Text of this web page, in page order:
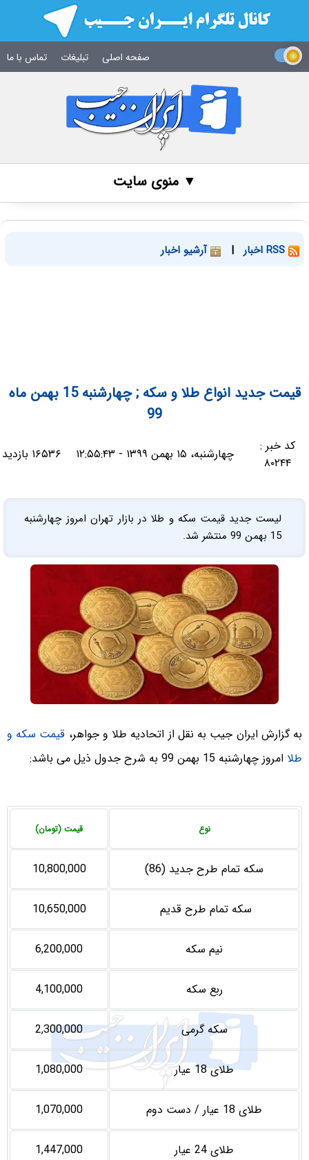
صفحه اصلی تبلیغات تماس با ما
▼ منوی سایت
| آرشیو اخبار
قیمت جدید انواع طلا و سکه ; چهارشنبه 15 بهمن ماه
99
کد خبر :
۸۰۲۴۴
چهارشنبه، ۱۵ بهمن ۱۳۹۹ - ۱۲:۵۵:۴۳ ۱۶۵۳۶ بازدید
لیست جدید قیمت سکه و طلا در بازار تهران امروز چهارشنبه
15 بهمن 99 منتشر شد.
به گزارش ایران جیب به نقل از اتحادیه طلا و جواهر، قیمت سکه و
طلا امروز چهارشنبه 15 بهمن 99 به شرح جدول ذیل می باشد:
نوع قیمت (تومان)
سکه تمام طرح جدید (86) 10,800,000
سکه تمام طرح قدیم 10,650,000
نیم سکه 6,200,000
ربع سکه 4,100,000
سکه گرمی 2,300,000
طلای 18 عیار 1,080,000
طلای 18 عیار / دست دوم 1,070,000
طلای 24 عیار 1,447,000